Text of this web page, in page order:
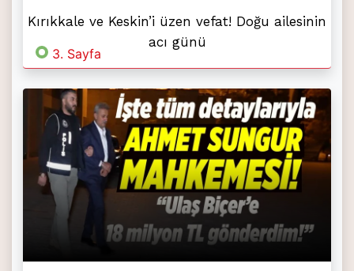
Kırıkkale ve Keskin’i üzen vefat! Doğu ailesinin
acı günü
3. Sayfa